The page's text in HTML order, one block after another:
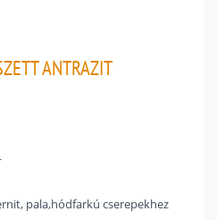
ANTRAZIT
pala,hódfarkú cserepekhez